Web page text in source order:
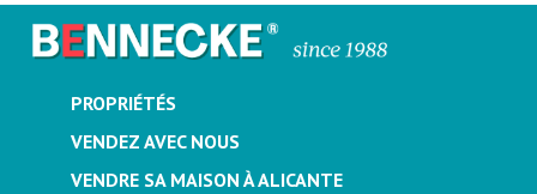
PROPRIÉTÉS
VENDEZ AVEC NOUS
VENDRE SA MAISON À ALICANTE